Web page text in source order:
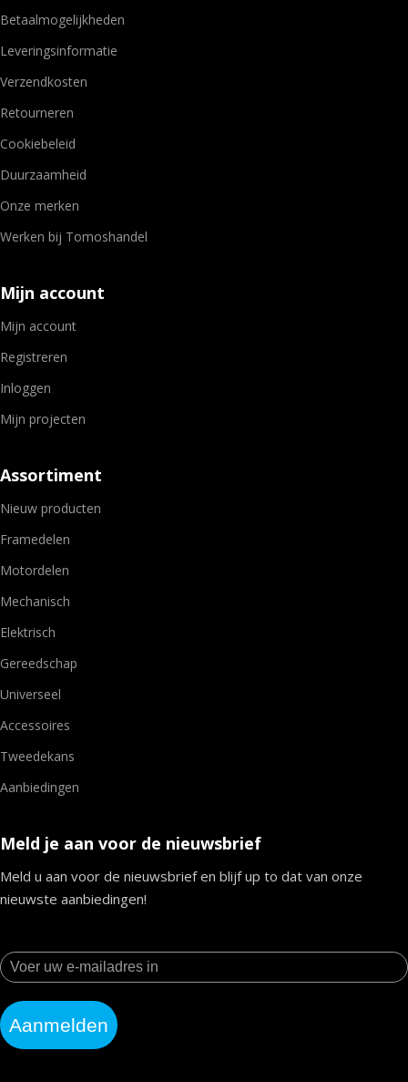
Betaalmogelijkheden
Leveringsinformatie
Verzendkosten
Retourneren
Cookiebeleid
Duurzaamheid
Onze merken
Werken bij Tomoshandel
Mijn account
Mijn account
Registreren
Inloggen
Mijn projecten
Assortiment
Nieuw producten
Framedelen
Motordelen
Mechanisch
Elektrisch
Gereedschap
Universeel
Accessoires
Tweedekans
Aanbiedingen
Meld je aan voor de nieuwsbrief
Meld u aan voor de nieuwsbrief en blijf up to dat van onze
nieuwste aanbiedingen!
Aanmelden